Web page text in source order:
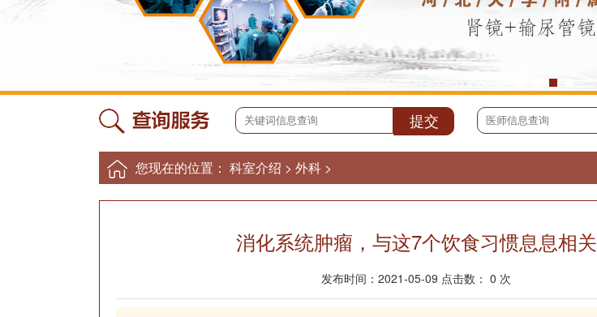
您现在的位置： 科室介绍 > 外科 >
消化系统肿瘤，与这7个饮食习惯息息相关
发布时间：2021-05-09 点击数： 0 次